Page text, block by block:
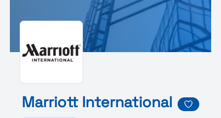
Marriott International